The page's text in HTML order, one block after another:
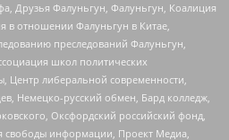
Друзья Фалуньгун, Фалуньгун, Коалиция
в отношении Фалуньгун в Китае,
преследований Фалуньгун,
школ политических
Центр либеральной современности,
Немецко-русский обмен, Бард колледж,
Оксфордский российский фонд,
информации, Проект Медиа,